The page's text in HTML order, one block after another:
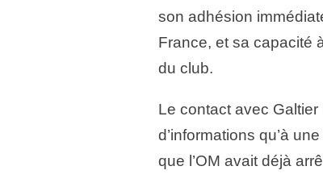
son adhésion
France, et sa capacité
du club.
Le contact avec
d’informations qu’à
que l’OM avait déjà